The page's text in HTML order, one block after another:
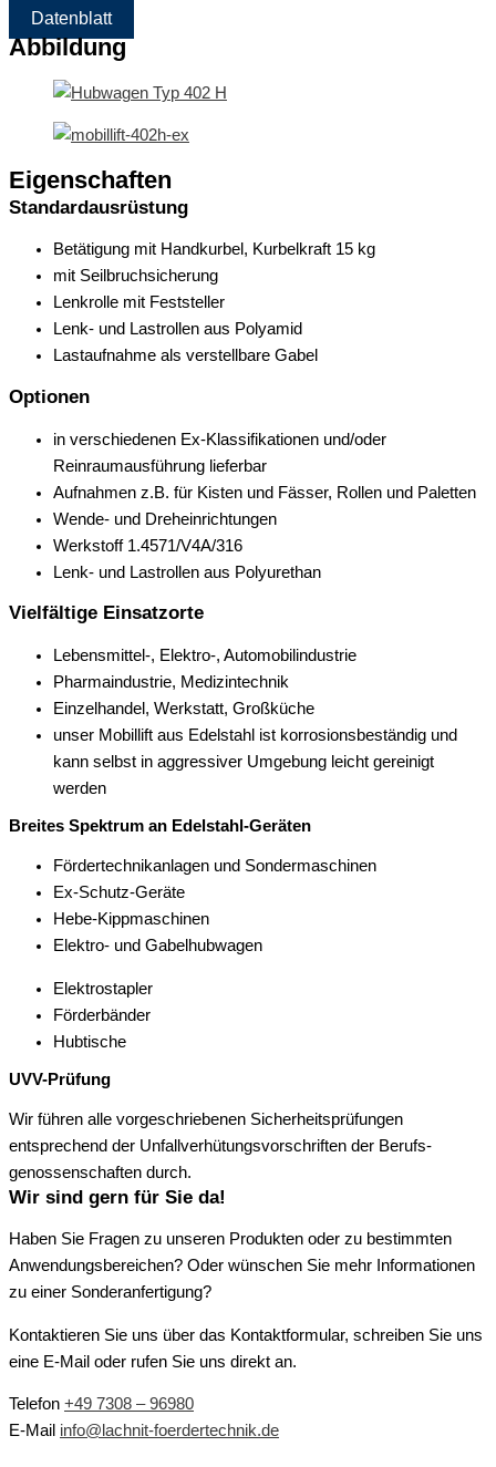
Datenblatt
Abbildung
Eigenschaften
Standardausrüstung
Betätigung mit Handkurbel, Kurbelkraft 15 kg
mit Seilbruchsicherung
Lenkrolle mit Feststeller
Lenk- und Lastrollen aus Polyamid
Lastaufnahme als verstellbare Gabel
Optionen
in verschiedenen Ex-Klassifikationen und/oder
Reinraumausführung lieferbar
Aufnahmen z.B. für Kisten und Fässer, Rollen und Paletten
Wende- und Dreheinrichtungen
Werkstoff 1.4571/V4A/316
Lenk- und Lastrollen aus Polyurethan
Vielfältige Einsatzorte
Lebensmittel-, Elektro-, Automobilindustrie
Pharmaindustrie, Medizintechnik
Einzelhandel, Werkstatt, Großküche
unser Mobillift aus Edelstahl ist korrosionsbeständig und
kann selbst in aggressiver Umgebung leicht gereinigt
werden
Breites Spektrum an Edelstahl-Geräten
Fördertechnik­anlagen und Sonder­maschinen
Ex-Schutz-Geräte
Hebe-Kippmaschinen
Elektro- und Gabelhubwagen
Elektrostapler
Förderbänder
Hubtische
UVV-Prüfung
Wir führen alle vor­geschriebenen Sicherheits­prüfungen
entsprechend der Unfall­verhütungs­vorschriften der Berufs­
genossen­schaften durch.
Wir sind gern für Sie da!
Haben Sie Fragen zu unseren Produkten oder zu bestimmten
Anwendungs­bereichen? Oder wünschen Sie mehr Informationen
zu einer Sonder­anfertigung?
Kontaktieren Sie uns über das Kontakt­formular, schreiben Sie uns
eine E-Mail oder rufen Sie uns direkt an.
Telefon +49 7308 – 96980
E-Mail info@lachnit-foerdertechnik.de